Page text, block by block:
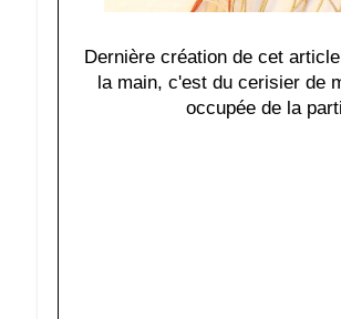
Dernière création de cet
la main, c'est du cerisier de
occupée de la